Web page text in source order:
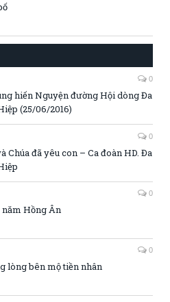
0
hiến Nguyện đường Hội dòng Đa
(25/06/2016)
0
Chúa đã yêu con – Ca đoàn HD. Đa
0
năm Hồng Ân
0
lòng bên mộ tiền nhân